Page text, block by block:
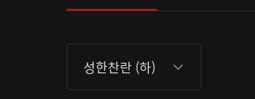
성한찬란 (하)